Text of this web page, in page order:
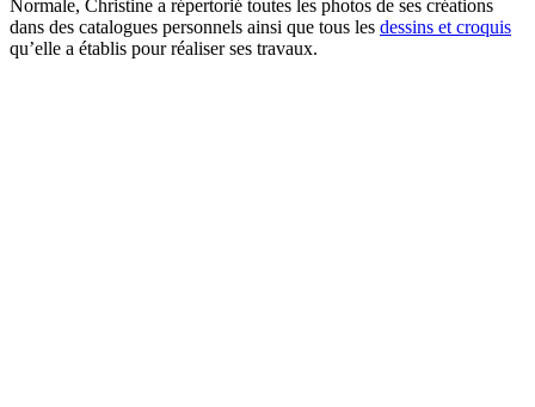
Normale, Christine a répertorié toutes les photos de ses créations
dans des catalogues personnels ainsi que tous les dessins et croquis
qu’elle a établis pour réaliser ses travaux.